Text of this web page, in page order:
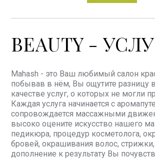
BEAUTY -
Mahash - это Ваш любимый салон
побывав в нём, Вы ощутите разницу
качестве услуг, о которых не могли
Каждая услуга начинается с
сопровождается массажными
высоко оцените искусство нашего
педикюра, процедур косметолога,
бровей, окрашивания волос,
дополнение к результату Вы